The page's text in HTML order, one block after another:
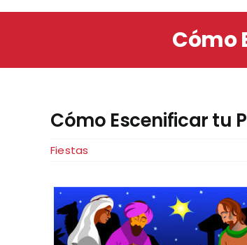
Cómo
Cómo Escenificar tu
Fiestas
View
Larger
Image